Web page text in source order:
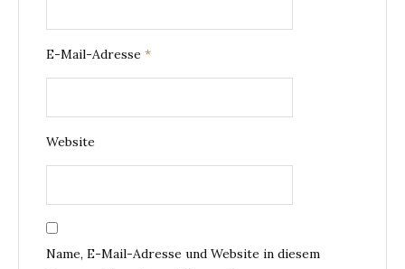
E-Mail-Adresse *
Website
Name, E-Mail-Adresse und Website in diesem